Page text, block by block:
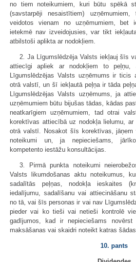
no tiem noteikumiem, kuri būtu spēkā
(savstarpēji nesaistītiem)
veidotos vienam no uzņēmumiem, bet
ietekmē nav izveidojusies, var tikt
atbilstoši aplikta ar nodokļiem.
2. Ja Līgumslēdzēja Valsts iekļauj šīs
attiecīgi apliek ar nodokļiem to peļņu,
Līgumslēdzējas Valsts uzņēmums ir ticis
otrā valstī, un šī iekļautā peļņa ir tāda
Līgumslēdzējas Valsts uzņēmums, ja
uzņēmumiem būtu bijušas tādas, kādas
neatkarīgiem uzņēmumiem, tad otrai
korektīvas attiecībā uz nodokļa lielumu,
otrā valstī. Nosakot šīs korektīvas,
noteikumi un, ja nepieciešams,
kompetento iestāžu konsultācijas.
3. Pirmā punkta noteikumi
Valsts likumdošanas aktu noteikumus,
sadalītās peļņas, nodokļa ieskaites
iedalījumu, sadalīšanu vai attiecināšanu
no tā, vai šīs personas ir vai nav
pieder vai ko tieši vai netieši kontrolē
gadījumos, kad ir nepieciešams
maksāšanas vai skaidri noteikt katras
10. pants